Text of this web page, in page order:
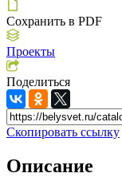
Сохранить в PDF
Проекты
Поделиться
Скопировать ссылку
Описание